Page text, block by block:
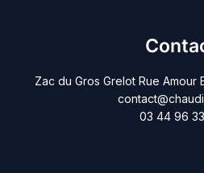
Zac du Gros Grelot Rue Amour
03 44 96